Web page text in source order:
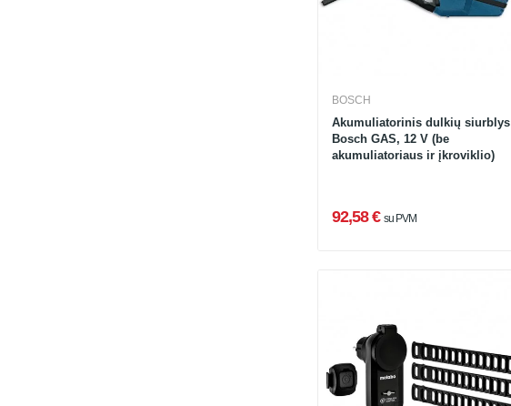
BOSCH
Akumuliatorinis dulkių siurblys
Bosch GAS, 12 V (be
akumuliatoriaus ir įkroviklio)
92,58 € su PVM